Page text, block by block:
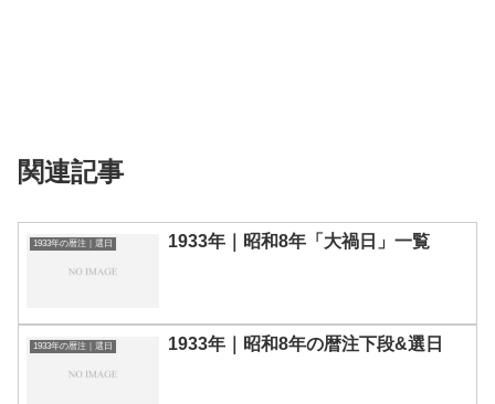
関連記事
1933年の暦注｜選日 1933年｜昭和8年「大禍日」一覧
1933年の暦注｜選日 1933年｜昭和8年の暦注下段&選日